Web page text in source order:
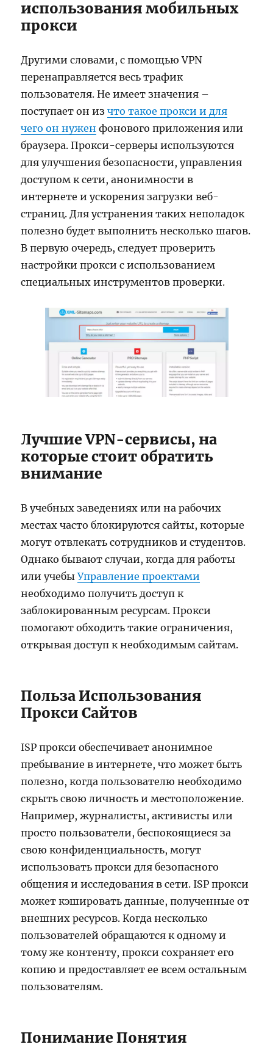
использования мобильных
прокси
Другими словами, с помощью VPN
перенаправляется весь трафик
пользователя. Не имеет значения –
поступает он изчто такое прокси и для
чего он нужен фонового приложения или
браузера. Прокси-серверы используются
для улучшения безопасности, управления
доступом к сети, анонимности в
интернете и ускорения загрузки веб-
страниц. Для устранения таких неполадок
полезно будет выполнить несколько шагов.
В первую очередь, следует проверить
настройки прокси с использованием
специальных инструментов проверки.
Лучшие VPN-сервисы, на
которые стоит обратить
внимание
В учебных заведениях или на рабочих
местах часто блокируются сайты, которые
могут отвлекать сотрудников и студентов.
Однако бывают случаи, когда для работы
или учебыУправление проектами
необходимо получить доступ к
заблокированным ресурсам. Прокси
помогают обходить такие ограничения,
открывая доступ к необходимым сайтам.
Польза Использования
Прокси Сайтов
ISP прокси обеспечивает анонимное
пребывание в интернете, что может быть
полезно, когда пользователю необходимо
скрыть свою личность и местоположение.
Например, журналисты, активисты или
просто пользователи, беспокоящиеся за
свою конфиденциальность, могут
использовать прокси для безопасного
общения и исследования в сети. ISP прокси
может кэшировать данные, полученные от
внешних ресурсов. Когда несколько
пользователей обращаются к одному и
тому же контенту, прокси сохраняет его
копию и предоставляет ее всем остальным
пользователям.
Понимание Понятия